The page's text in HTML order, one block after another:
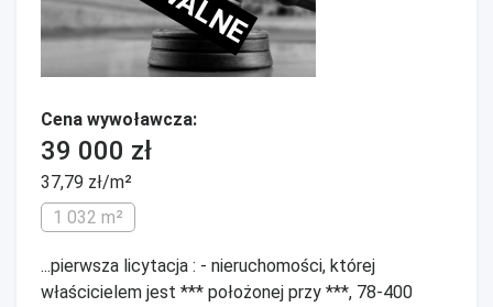
Cena wywoławcza:
39 000 zł
37,79 zł/m²
1 032 m²
...pierwsza licytacja : - nieruchomości, której
właścicielem jest *** położonej przy ***, 78-400